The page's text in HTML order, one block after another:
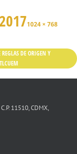
1024 × 768
DE ORIGEN Y
11510, CDMX,